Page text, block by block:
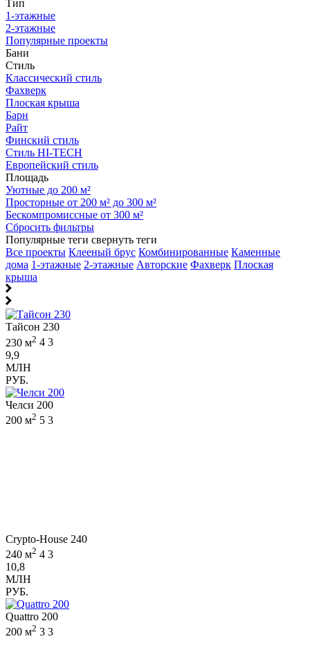
Тип
1-этажные
2-этажные
Популярные проекты
Бани
Стиль
Классический стиль
Фахверк
Плоская крыша
Барн
Райт
Финский стиль
Стиль HI-TECH
Европейский стиль
Площадь
Уютные до 200 м²
Просторные от 200 м² до 300 м²
Бескомпромиссные от 300 м²
Сбросить фильтры
Популярные теги свернуть теги
Все проекты Клееный брус Комбинированные Каменные
дома 1-этажные 2-этажные Авторские Фахверк Плоская
крыша
Тайсон 230
230 м2 4 3
9,9
МЛН
РУБ.
Челси 200
200 м2 5 3
Crypto-House 240
240 м2 4 3
10,8
МЛН
РУБ.
Quattro 200
200 м2 3 3